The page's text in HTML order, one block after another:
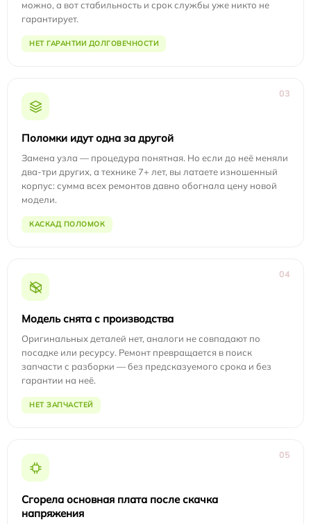
можно, а вот стабильность и срок службы уже никто не
гарантирует.
НЕТ ГАРАНТИИ ДОЛГОВЕЧНОСТИ
03
Поломки идут одна за другой
Замена узла — процедура понятная. Но если до неё меняли
два-три других, а технике 7+ лет, вы латаете изношенный
корпус: сумма всех ремонтов давно обогнала цену новой
модели.
КАСКАД ПОЛОМОК
04
Модель снята с производства
Оригинальных деталей нет, аналоги не совпадают по
посадке или ресурсу. Ремонт превращается в поиск
запчасти с разборки — без предсказуемого срока и без
гарантии на неё.
НЕТ ЗАПЧАСТЕЙ
05
Сгорела основная плата после скачка
напряжения